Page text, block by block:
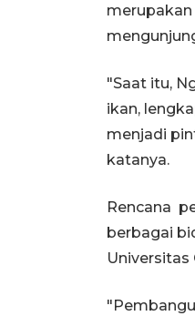
merupakan
"Saat itu,
ikan,
menjadi
katanya.
Rencana
berbagai
Universitas